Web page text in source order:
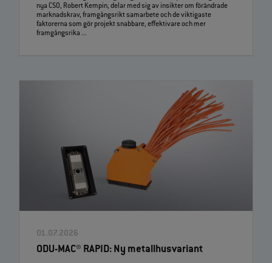
nya CSO, Robert Kempin, delar med sig av insikter om förändrade
marknadskrav, framgångsrikt samarbete och de viktigaste
faktorerna som gör projekt snabbare, effektivare och mer
framgångsrika ...
01.07.2026
ODU-MAC® RAPID: Ny metallhusvariant